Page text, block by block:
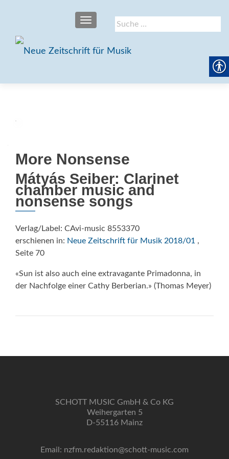
Suche
nach:
SCHALTE NAVIGATION
More Nonsense
Mátyás Seiber: Clarinet
chamber music and
nonsense songs
Verlag/Label: CAvi-music 8553370
erschienen in: Neue Zeitschrift für Musik 2018/01 ,
Seite 70
«Sun ist also auch eine extravagante Primadonna, in
der Nachfolge einer Cathy Berberian.» (Thomas Meyer)
SCHOTT MUSIC GmbH & Co KG
Weihergarten 5
D-55116 Mainz
Email: nzfm.redaktion@schott-music.com